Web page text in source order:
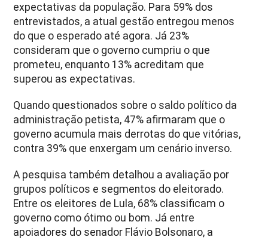
expectativas da população. Para 59% dos
entrevistados, a atual gestão entregou menos
do que o esperado até agora. Já 23%
consideram que o governo cumpriu o que
prometeu, enquanto 13% acreditam que
superou as expectativas.
Quando questionados sobre o saldo político da
administração petista, 47% afirmaram que o
governo acumula mais derrotas do que vitórias,
contra 39% que enxergam um cenário inverso.
A pesquisa também detalhou a avaliação por
grupos políticos e segmentos do eleitorado.
Entre os eleitores de Lula, 68% classificam o
governo como ótimo ou bom. Já entre
apoiadores do senador Flávio Bolsonaro, a